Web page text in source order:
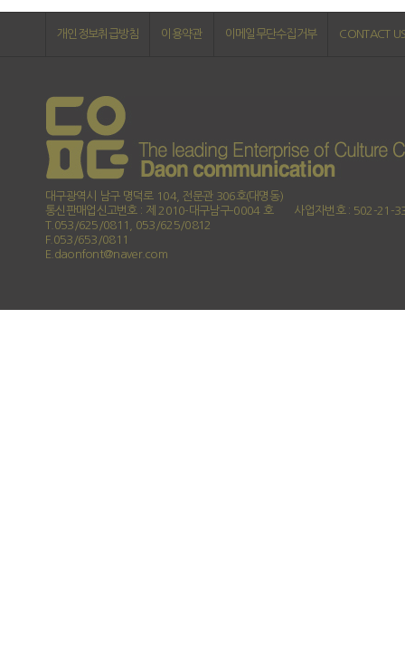
개인정보취급방침 이용약관 이메일무단수집거부 CONTACT
대구광역시 남구 명덕로 104, 전문관 306호(대명동)
통신판매업신고번호 : 제 2010-대구남구-0004 호
사업자번호 : 502-21-
T.053/625/0811, 053/625/0812
F.053/653/0811
E.daonfont@naver.com